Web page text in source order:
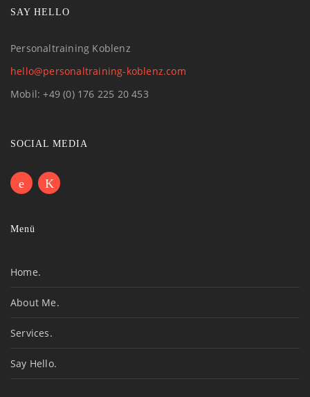
SAY HELLO
Personaltraining Koblenz
hello@personaltraining-koblenz.com
Mobil: +49 (0) 176 225 20 453
SOCIAL MEDIA
Menü
Home.
About Me.
Services.
Say Hello.